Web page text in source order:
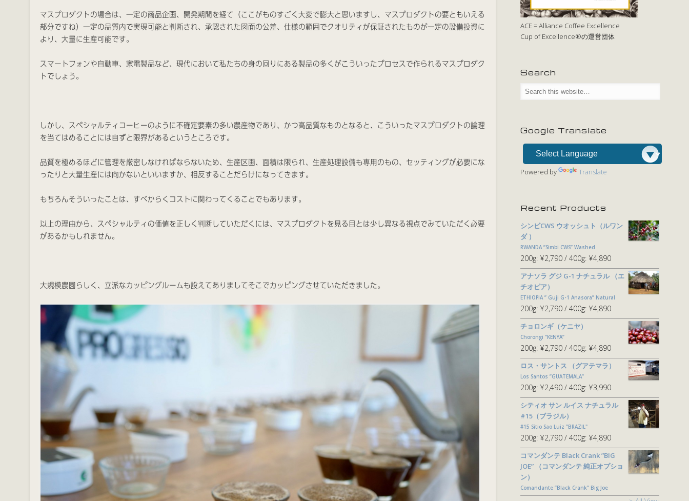
マスプロダクトの場合は、一定の商品企画、開発期間を経て（ここがものすごく大変で膨大と思いますし、マスプロダクトの要ともいえる
部分ですね）一定の品質内で実現可能と判断され、承認された図面の公差、仕様の範囲でクオリティが保証されたものが一定の設備投資に
より、大量に生産可能です。
スマートフォンや自動車、家電製品など、現代において私たちの身の回りにある製品の多くがこういったプロセスで作られるマスプロダク
トでしょう。
しかし、スペシャルティコーヒーのように不確定要素の多い農産物であり、かつ高品質なものとなると、こういったマスプロダクトの論理
を当てはめることには自ずと限界があるというところです。
品質を極めるほどに管理を厳密しなければならないため、生産区画、面積は限られ、生産処理設備も専用のもの、セッティングが必要にな
ったりと大量生産には向かないといいますか、相反することだらけになってきます。
もちろんそういったことは、すべからくコストに関わってくることでもあります。
以上の理由から、スペシャルティの価値を正しく判断していただくには、マスプロダクトを見る目とは少し異なる視点でみていただく必要
があるかもしれません。
大規模農園らしく、立派なカッピングルームも設えてありましてそこでカッピングさせていただきました。
ACE = Alliance Coffee Excellence
Cup of Excellence®の運営団体
Search
Google Translate
Powered by Translate
Recent Products
シンビCWS ウオッシュト（ルワン
ダ ）
RWANDA ”Simbi CWS” Washed
200g: ¥2,790 400g: ¥4,890
アナソラ グジ G-1 ナチュラル （エ
チオピア）
ETHIOPIA ” Guji G-1 Anasora” Natural
200g: ¥2,790 400g: ¥4,890
チョロンギ（ケニヤ）
Chorongi ”KENYA”
200g: ¥2,790 400g: ¥4,890
ロス・サントス （グアテマラ）
Los Santos ”GUATEMALA”
200g: ¥2,490 400g: ¥3,990
シティオ サン ルイス ナチュラル
#15（ブラジル）
#15 Sitio Sao Luiz ”BRAZIL"
200g: ¥2,790 400g: ¥4,890
コマンダンテ Black Crank ”BIG
JOE” （コマンダンテ 純正オプショ
ン）
Comandante ”Black Crank” Big Joe